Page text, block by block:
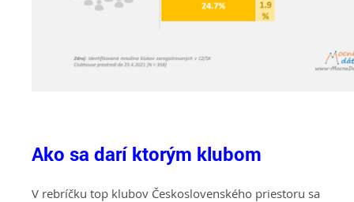
Ako sa darí ktorým klubom
V rebríčku top klubov Československého priestoru sa